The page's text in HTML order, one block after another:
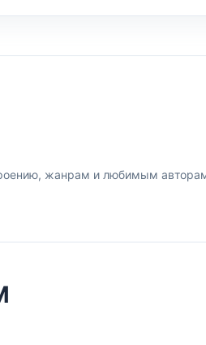
жанрам и любимым